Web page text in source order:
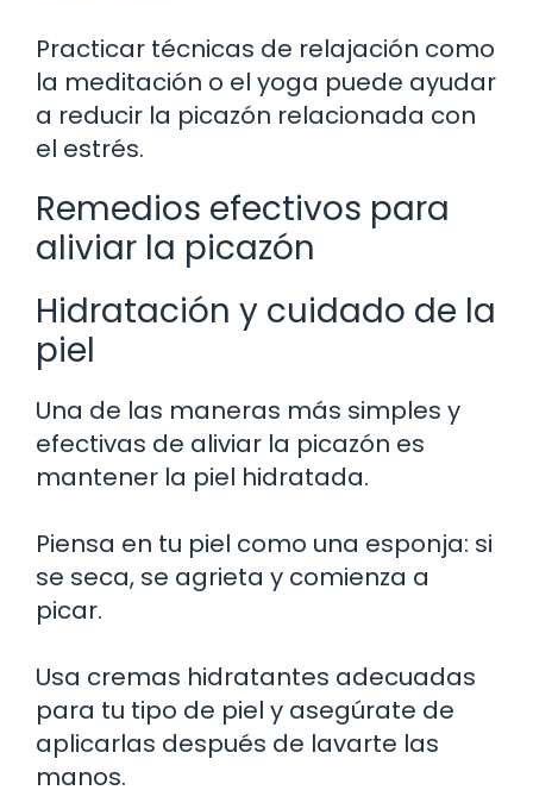
Practicar técnicas de relajación como
la meditación o el yoga puede ayudar
a reducir la picazón relacionada con
el estrés.
Remedios efectivos para
aliviar la picazón
Hidratación y cuidado de la
piel
Una de las maneras más simples y
efectivas de aliviar la picazón es
mantener la piel hidratada.
Piensa en tu piel como una esponja: si
se seca, se agrieta y comienza a
picar.
Usa cremas hidratantes adecuadas
para tu tipo de piel y asegúrate de
aplicarlas después de lavarte las
manos.